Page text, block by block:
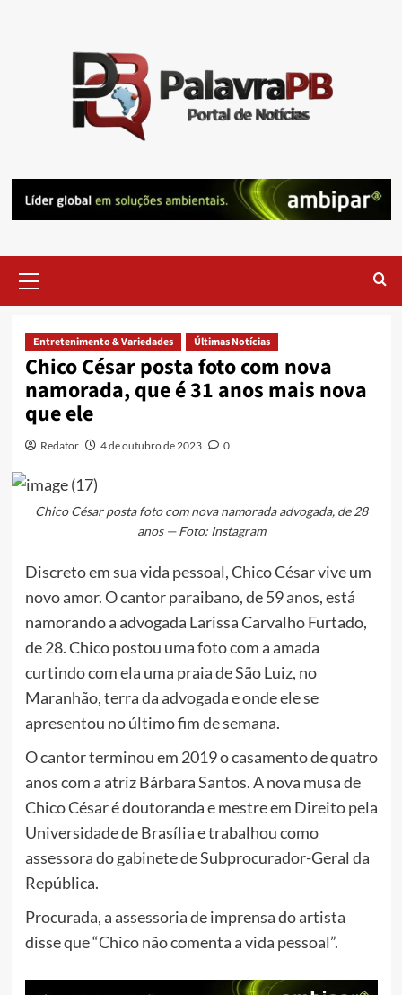
Menu
Entretenimento & Variedades Últimas Notícias
Chico César posta foto com nova
namorada, que é 31 anos mais nova
que ele
Redator 4 de outubro de 2023 0
Chico César posta foto com nova namorada advogada, de 28
anos — Foto: Instagram
Discreto em sua vida pessoal, Chico César vive um
novo amor. O cantor paraibano, de 59 anos, está
namorando a advogada Larissa Carvalho Furtado,
de 28. Chico postou uma foto com a amada
curtindo com ela uma praia de São Luiz, no
Maranhão, terra da advogada e onde ele se
apresentou no último fim de semana.
O cantor terminou em 2019 o casamento de quatro
anos com a atriz Bárbara Santos. A nova musa de
Chico César é doutoranda e mestre em Direito pela
Universidade de Brasília e trabalhou como
assessora do gabinete de Subprocurador-Geral da
República.
Procurada, a assessoria de imprensa do artista
disse que “Chico não comenta a vida pessoal”.